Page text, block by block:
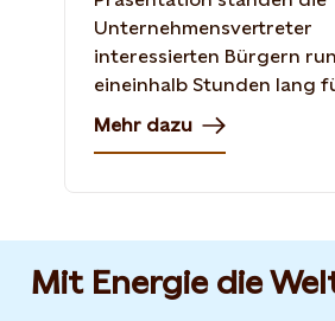
Unternehmensvertreter
interessierten Bürgern
eineinhalb Stunden lang
Mehr dazu
Mit Energie die